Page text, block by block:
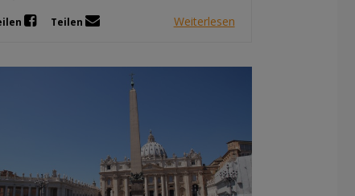
Teilen Weiterlesen